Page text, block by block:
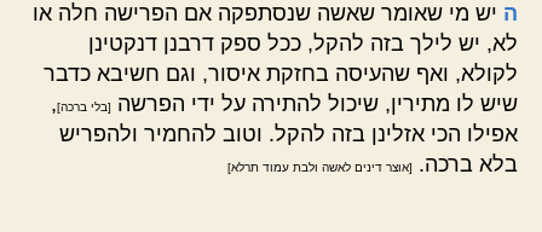
ה יש מי שאומר שאשה שנסתפקה אם הפרישה חלה או
לא, יש לילך בזה להקל, ככל ספק דרבנן דנקטינן
לקולא, ואף שהעיסה בחזקת איסור, וגם חשיבא כדבר
שיש לו מתירין, שיכול להתירה על ידי הפרשה
[בלי ברכה],
אפילו הכי אזלינן בזה להקל. וטוב להחמיר ולהפריש
בלא ברכה.
[אוצר דינים לאשה ולבת עמוד תרלא]